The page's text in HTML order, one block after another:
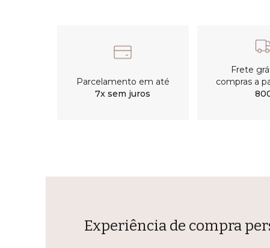
Parcelamento em até
7x sem juros
Frete
compras a
Experiência de compra